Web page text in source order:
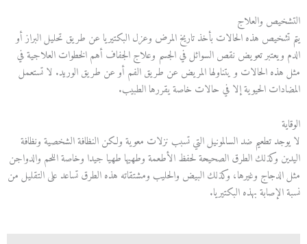
التشخيص والعلاج
يتم تشخيص هذه الحالات بأخذ تاريخ المرض وعزل البكتيريا عن طريق تحليل البراز أو
الدم ويعتبر تعويض نقص السوائل في الجسم وعلاج الجفاف أهم الخطوات العلاجية في
مثل هذه الحالات و يتناولها المريض عن طريق الفم أو عن طريق الوريد. لا تستعمل
المضادات الحيوية إلا في حالات خاصة يقررها الطبيب.
الوقاية
لا يوجد تطعيم ضد السالمونيل التي تسبب نزلات معوية ولكن النظافة الشخصية ونظافة
اليدين وكذلك الطرق الصحيحة لحفظ الأطعمة وطهيها طهيا جيدا وخاصة اللحم والدواجن
مثل الدجاج وغيرها، وكذلك البيض والحليب ومشتقاته هذه الطرق تساعد على التقليل من
نسبة الإصابة بهذه البكتيريا.